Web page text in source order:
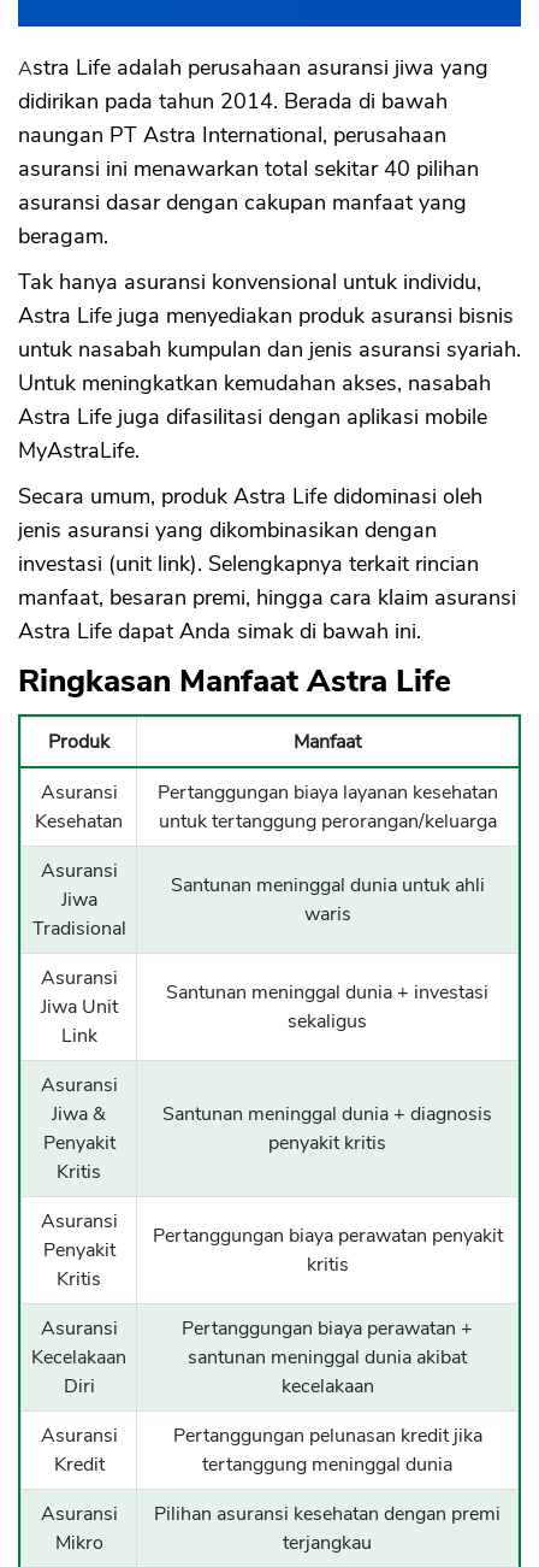
Astra Life adalah perusahaan asuransi jiwa yang
didirikan pada tahun 2014. Berada di bawah
naungan PT Astra International, perusahaan
asuransi ini menawarkan total sekitar 40 pilihan
asuransi dasar dengan cakupan manfaat yang
beragam.
Tak hanya asuransi konvensional untuk individu,
Astra Life juga menyediakan produk asuransi bisnis
untuk nasabah kumpulan dan jenis asuransi syariah.
Untuk meningkatkan kemudahan akses, nasabah
Astra Life juga difasilitasi dengan aplikasi mobile
MyAstraLife.
Secara umum, produk Astra Life didominasi oleh
jenis asuransi yang dikombinasikan dengan
investasi (unit link). Selengkapnya terkait rincian
manfaat, besaran premi, hingga cara klaim asuransi
Astra Life dapat Anda simak di bawah ini.
Ringkasan Manfaat Astra Life
Produk
Manfaat
Asuransi
Kesehatan
Pertanggungan biaya layanan kesehatan
untuk tertanggung perorangan/keluarga
Asuransi
Jiwa
Tradisional
Santunan meninggal dunia untuk ahli
waris
Asuransi
Jiwa Unit
Link
Santunan meninggal dunia + investasi
sekaligus
Asuransi
Jiwa &
Penyakit
Kritis
Santunan meninggal dunia + diagnosis
penyakit kritis
Asuransi
Penyakit
Kritis
Pertanggungan biaya perawatan penyakit
kritis
Asuransi
Kecelakaan
Diri
Pertanggungan biaya perawatan +
santunan meninggal dunia akibat
kecelakaan
Asuransi
Kredit
Pertanggungan pelunasan kredit jika
tertanggung meninggal dunia
Asuransi
Mikro
Pilihan asuransi kesehatan dengan premi
terjangkau